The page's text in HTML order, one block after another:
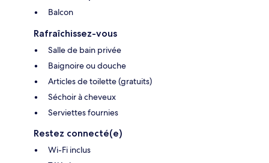
Balcon
Rafraîchissez-vous
Salle de bain privée
Baignoire ou douche
Articles de toilette (gratuits)
Séchoir à cheveux
Serviettes fournies
Restez connecté(e)
Wi-Fi inclus